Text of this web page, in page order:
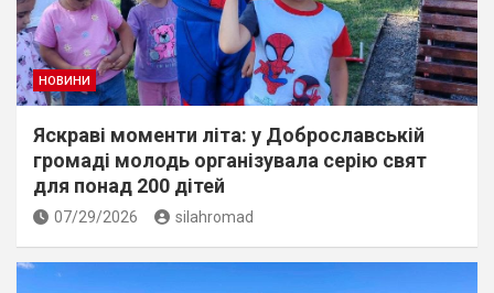
НОВИНИ
Яскраві моменти літа: у Доброславській
громаді молодь організувала серію свят
для понад 200 дітей
07/29/2026 silahromad